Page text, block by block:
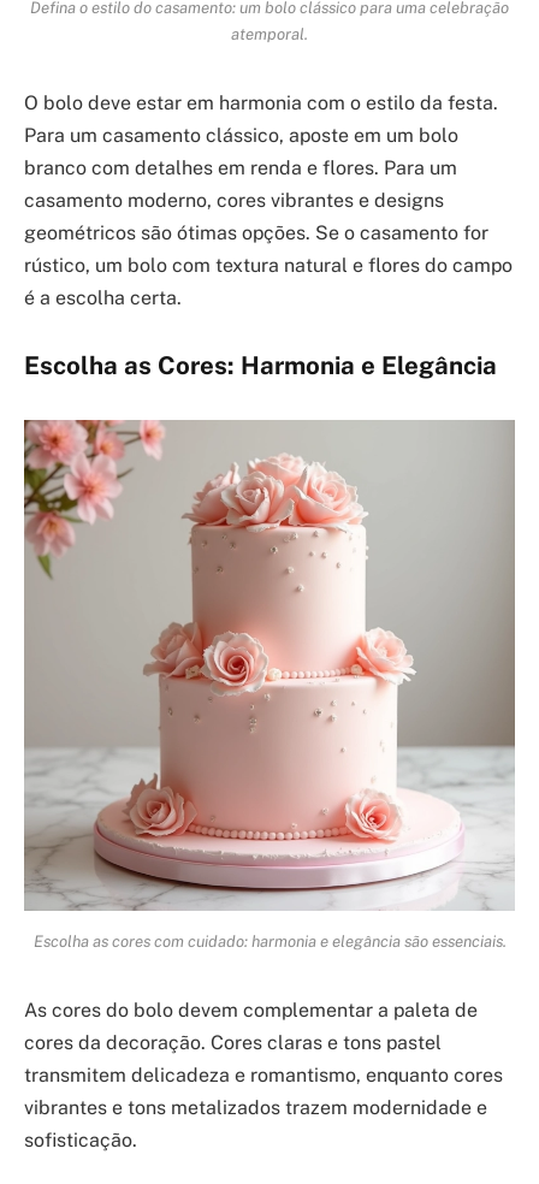
Defina o estilo do casamento: um bolo clássico para uma celebração
atemporal.
O bolo deve estar em harmonia com o estilo da festa.
Para um casamento clássico, aposte em um bolo
branco com detalhes em renda e flores. Para um
casamento moderno, cores vibrantes e designs
geométricos são ótimas opções. Se o casamento for
rústico, um bolo com textura natural e flores do campo
é a escolha certa.
Escolha as Cores: Harmonia e Elegância
Escolha as cores com cuidado: harmonia e elegância são essenciais.
As cores do bolo devem complementar a paleta de
cores da decoração. Cores claras e tons pastel
transmitem delicadeza e romantismo, enquanto cores
vibrantes e tons metalizados trazem modernidade e
sofisticação.